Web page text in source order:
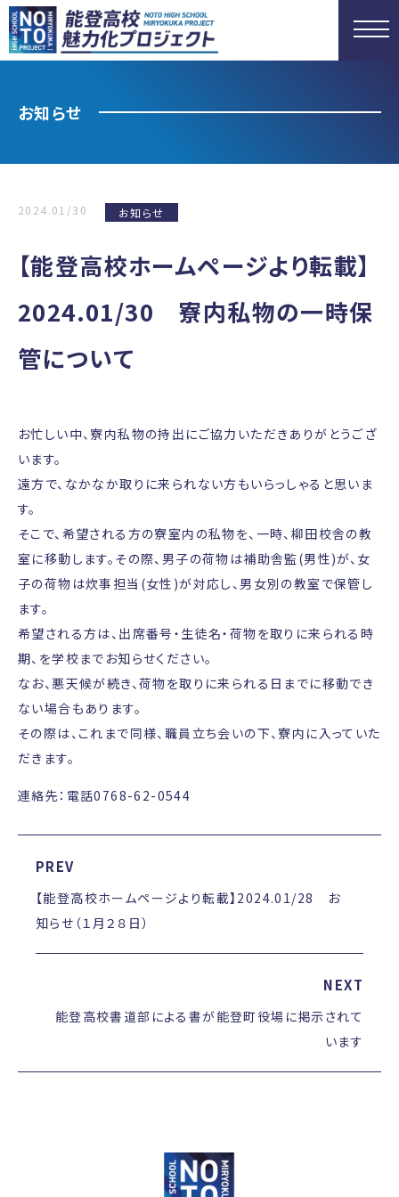
お知らせ
2024.01/30 お知らせ
【能登高校ホームページより転載】
2024.01/30 寮内私物の一時保
管について
お忙しい中、寮内私物の持出にご協力いただきありがとうござ
います。
遠方で、なかなか取りに来られない方もいらっしゃると思いま
す。
そこで、希望される方の寮室内の私物を、一時、柳田校舎の教
室に移動します。その際、男子の荷物は補助舎監(男性)が、女
子の荷物は炊事担当(女性)が対応し、男女別の教室で保管し
ます。
希望される方は、出席番号・生徒名・荷物を取りに来られる時
期、を学校までお知らせください。
なお、悪天候が続き、荷物を取りに来られる日までに移動でき
ない場合もあります。
その際は、これまで同様、職員立ち会いの下、寮内に入っていた
だきます。
連絡先：電話0768-62-0544
PREV
【能登高校ホームページより転載】2024.01/28 お
知らせ（１月２８日）
NEXT
能登高校書道部による書が能登町役場に掲示されて
います